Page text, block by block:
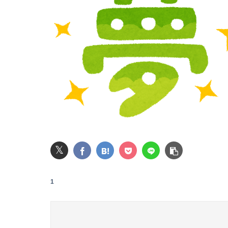
うちの親が何年も前から元恋人(親自身の元恋
【画像】ビリー・アイリッシュ(24)さん、ライ
【速報】NHK職員が番組出演者から性被害
【画像】『To LOVEる』のアクキー、不評だっ
【緊急】ワイ、会社でガチでやらかしたんだけ
息子のオ●ニーを発見したワイの嫁、全ての対
【悲報】イオンモールの通夜に来た幹部に遺族
𝕏
1